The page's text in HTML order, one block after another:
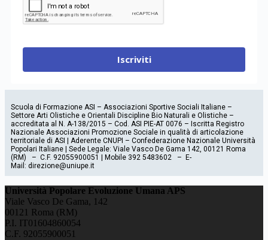
Iscriviti
Scuola di Formazione ASI – Associazioni Sportive Sociali Italiane –
Settore Arti Olistiche e Orientali Discipline Bio Naturali e Olistiche –
accreditata al N. A-138/2015 – Cod. ASI PIE-AT 0076 – Iscritta Registro
Nazionale Associazioni Promozione Sociale in qualità di articolazione
territoriale di ASI | Aderente CNUPI – Confederazione Nazionale Università
Popolari Italiane | Sede Legale: Viale Vasco De Gama 142, 00121 Roma
(RM) – C.F. 92055900051 | Mobile 392 5483602 – E-
Mail: direzione@uniupe.it
Università Popolare Evoluzione Umana APS
Viale Vasco De Gama, 142
00121 Roma (RM)
P.I. IT01604860054
C.F. 92055900051